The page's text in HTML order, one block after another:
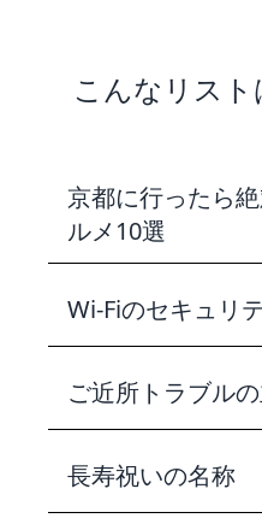
こんなリス
京都に行ったら
ルメ10選
Wi-Fiのセキュリ
ご近所トラブル
長寿祝いの名称